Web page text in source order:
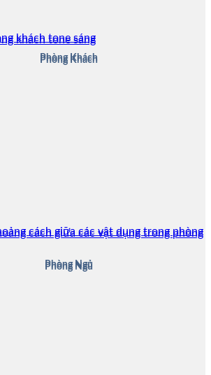
Phòng Khách
Phòng Ngủ
Phòng Khách
Phòng Ngủ